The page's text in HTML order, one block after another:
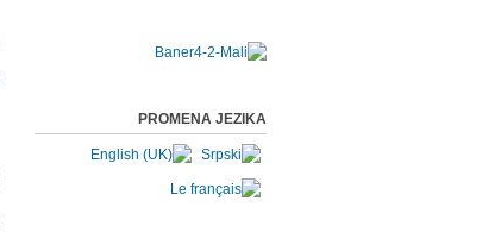
PROMENA JEZIKA